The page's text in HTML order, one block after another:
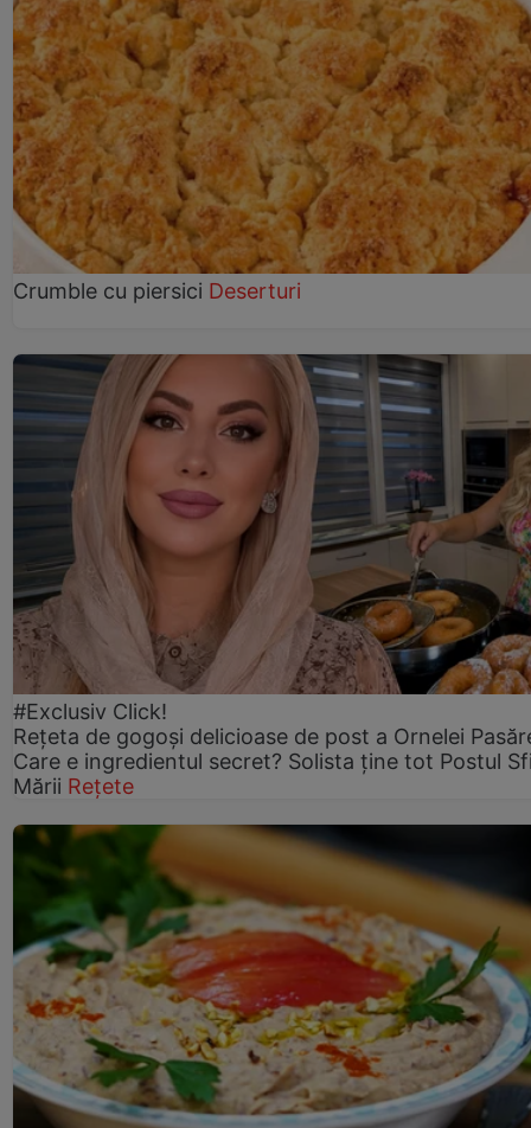
Crumble cu piersici Deserturi
#Exclusiv Click!
Rețeta de gogoşi delicioase de post a Ornelei
Care e ingredientul secret? Solista ține tot Postul
Mării Rețete